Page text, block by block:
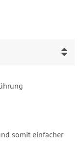
somit einfacher